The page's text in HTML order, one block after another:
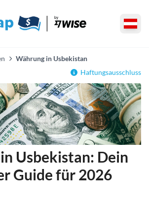
Währung in Usbekistan
Haftungsausschluss
Usbekistan: Dein
Guide für 2026